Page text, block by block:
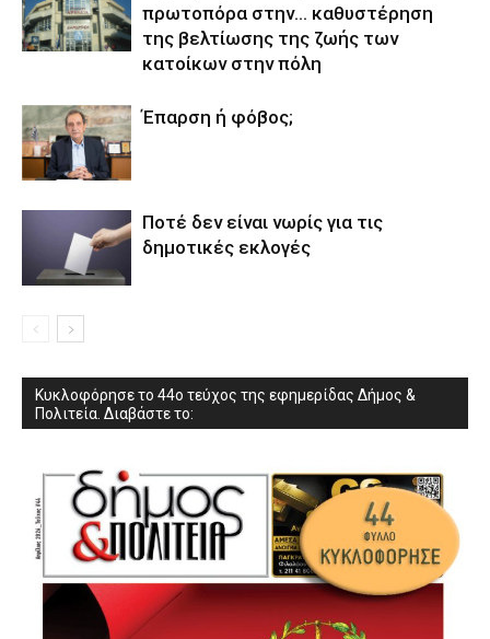
πρωτοπόρα στην… καθυστέρηση
της βελτίωσης της ζωής των
κατοίκων στην πόλη
Έπαρση ή φόβος;
Ποτέ δεν είναι νωρίς για τις
δημοτικές εκλογές
Κυκλοφόρησε το 44ο τεύχος της εφημερίδας Δήμος &
Πολιτεία. Διαβάστε το: